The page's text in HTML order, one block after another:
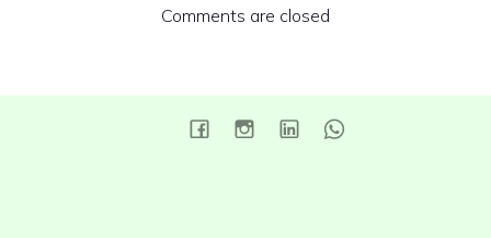
Comments are closed